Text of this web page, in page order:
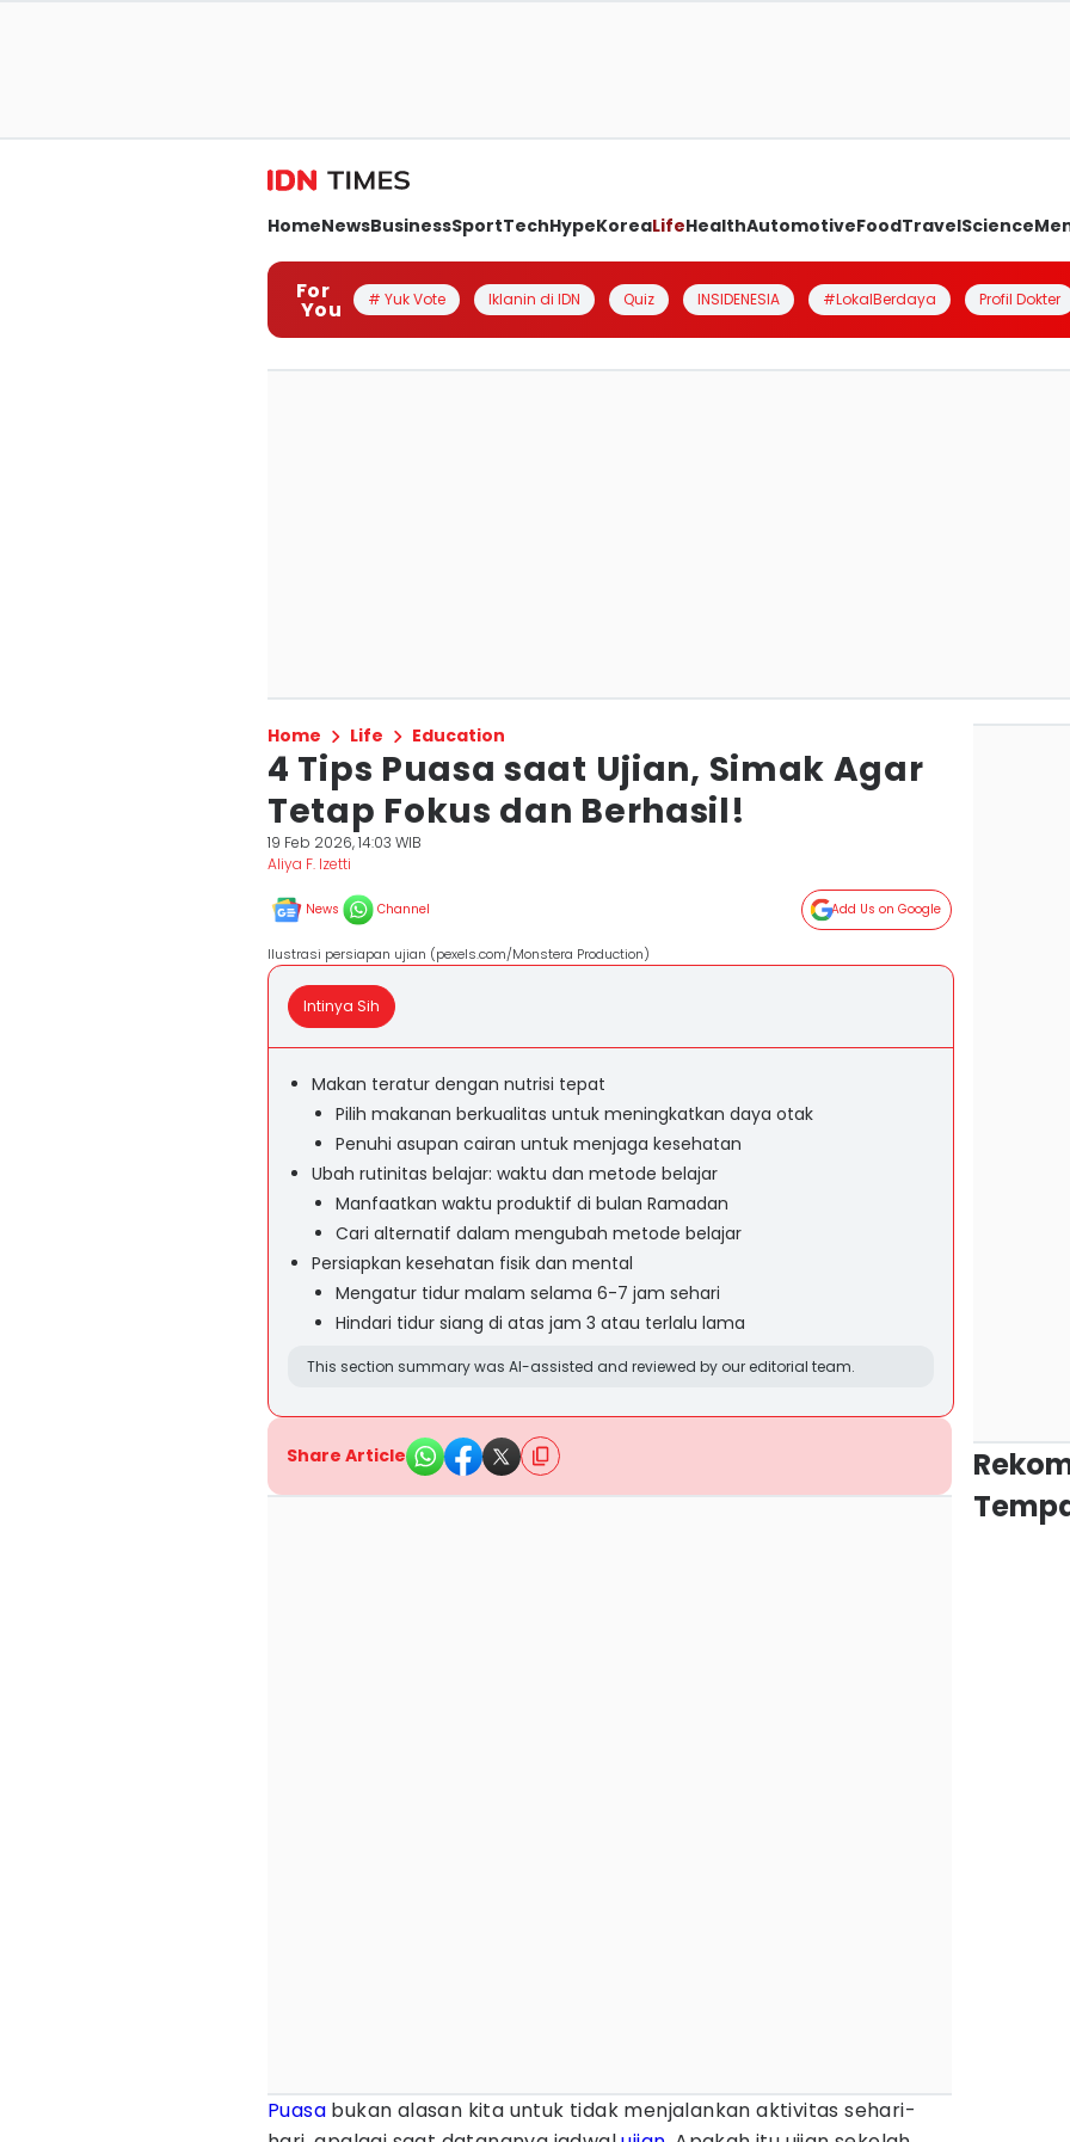
HomeNewsBusinessSportTechHypeKoreaLifeHealthAutomotiveFoodTravelScience
For
You # Yuk Vote Iklanin di IDN Quiz INSIDENESIA #LokalBerdaya Profil Dokter
Home Life Education
4 Tips Puasa saat Ujian, Simak Agar
Tetap Fokus dan Berhasil!
19 Feb 2026, 14:03 WIB
Aliya F. Izetti
News Channel Add Us on Google
Ilustrasi persiapan ujian (pexels.com/Monstera Production)
Intinya Sih
Makan teratur dengan nutrisi tepat
Pilih makanan berkualitas untuk meningkatkan daya otak
Penuhi asupan cairan untuk menjaga kesehatan
Ubah rutinitas belajar: waktu dan metode belajar
Manfaatkan waktu produktif di bulan Ramadan
Cari alternatif dalam mengubah metode belajar
Persiapkan kesehatan fisik dan mental
Mengatur tidur malam selama 6-7 jam sehari
Hindari tidur siang di atas jam 3 atau terlalu lama
This section summary was AI-assisted and reviewed by our editorial team.
Share Article
Puasa bukan alasan kita untuk tidak menjalankan aktivitas sehari-